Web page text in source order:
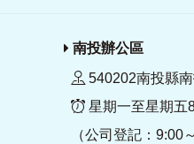
南投辦公區
540202南投縣
星期一至星期五
（公司登記：9:00